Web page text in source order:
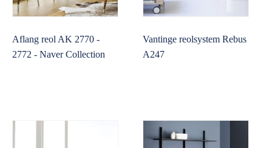
Aflang reol AK 2770 -
2772 - Naver Collection
Vantinge reolsystem Rebus
A247